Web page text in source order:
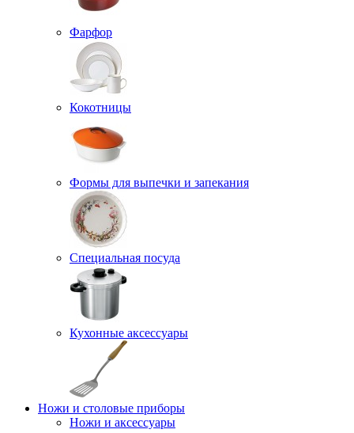
Фарфор
Кокотницы
Формы для выпечки и запекания
Специальная посуда
Кухонные аксессуары
Ножи и столовые приборы
Ножи и аксессуары